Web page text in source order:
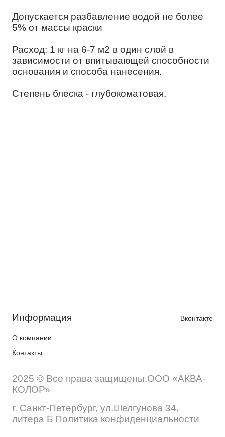
Допускается разбавление водой не более
5% от массы краски
Расход: 1 кг на 6-7 м2 в один слой в
зависимости от впитывающей способности
основания и способа нанесения.
Степень блеска - глубокоматовая.
Информация
О компании
Контакты
Вконтакте
2025 © Все права защищены.ООО «АКВА-
КОЛОР»
г. Санкт-Петербург, ул.Шелгунова 34,
литера Б Политика конфиденциальности